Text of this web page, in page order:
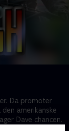
Da promoter
amerikanske
Dave chancen.